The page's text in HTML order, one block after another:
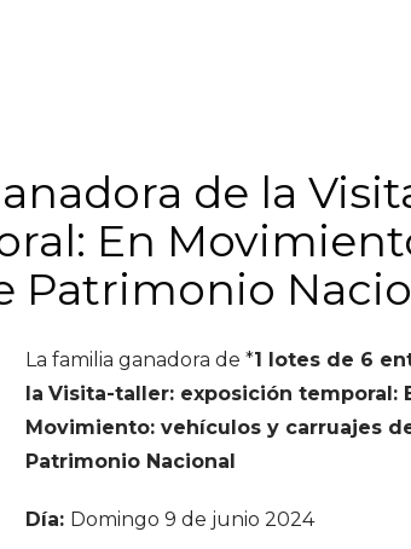
de la
En
Patrimonio
La familia ganadora de *1 lotes de 6
la Visita-taller: exposición temporal:
Movimiento: vehículos y carruajes
Patrimonio Nacional
Día: Domingo 9 de junio 2024